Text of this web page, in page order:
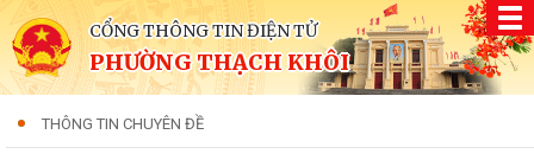
CỔNG THÔNG TIN ĐIỆN TỬ
PHƯỜNG THẠCH KHÔI
THÔNG TIN CHUYÊN ĐỀ